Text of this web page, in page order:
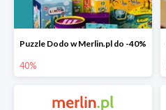
Puzzle Dodo w Merlin.pl do -40%
40%